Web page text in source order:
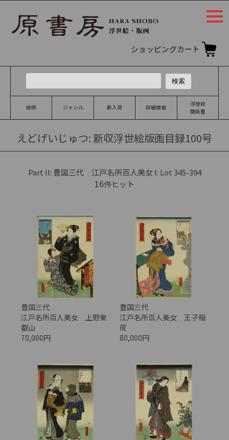
ショッピングカート
絵師 ジャンル 新入荷 詳細検索
浮世絵
関係書
えどげいじゅつ: 新収浮世絵版画目録100号
Part II: 豊国三代 江戸名所百人美女 I: Lot 345-394
16件ヒット
豊国三代
江戸名所百人美女 上野東
叡山
70,000円
豊国三代
江戸名所百人美女 王子稲
荷
80,000円